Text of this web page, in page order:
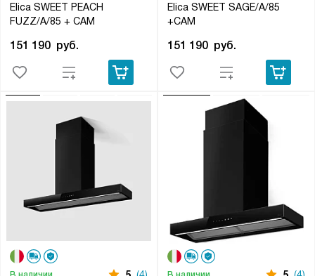
Elica SWEET PEACH
FUZZ/A/85 + CAM
151 190 руб.
Elica SWEET SAGE/A/85
+CAM
151 190 руб.